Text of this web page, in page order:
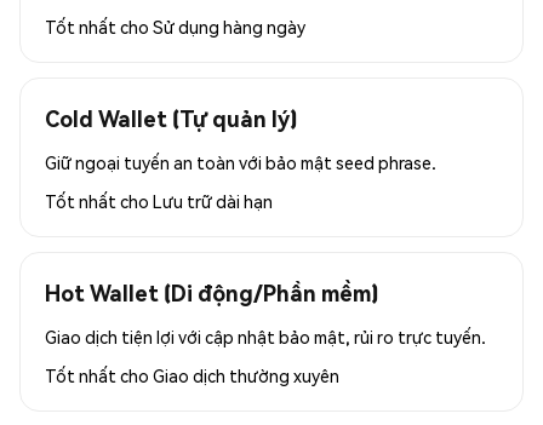
Tốt nhất cho Sử dụng hàng ngày
Cold Wallet (Tự quản lý)
Giữ ngoại tuyến an toàn với bảo mật seed phrase.
Tốt nhất cho Lưu trữ dài hạn
Hot Wallet (Di động/Phần mềm)
Giao dịch tiện lợi với cập nhật bảo mật, rủi ro trực tuyến.
Tốt nhất cho Giao dịch thường xuyên